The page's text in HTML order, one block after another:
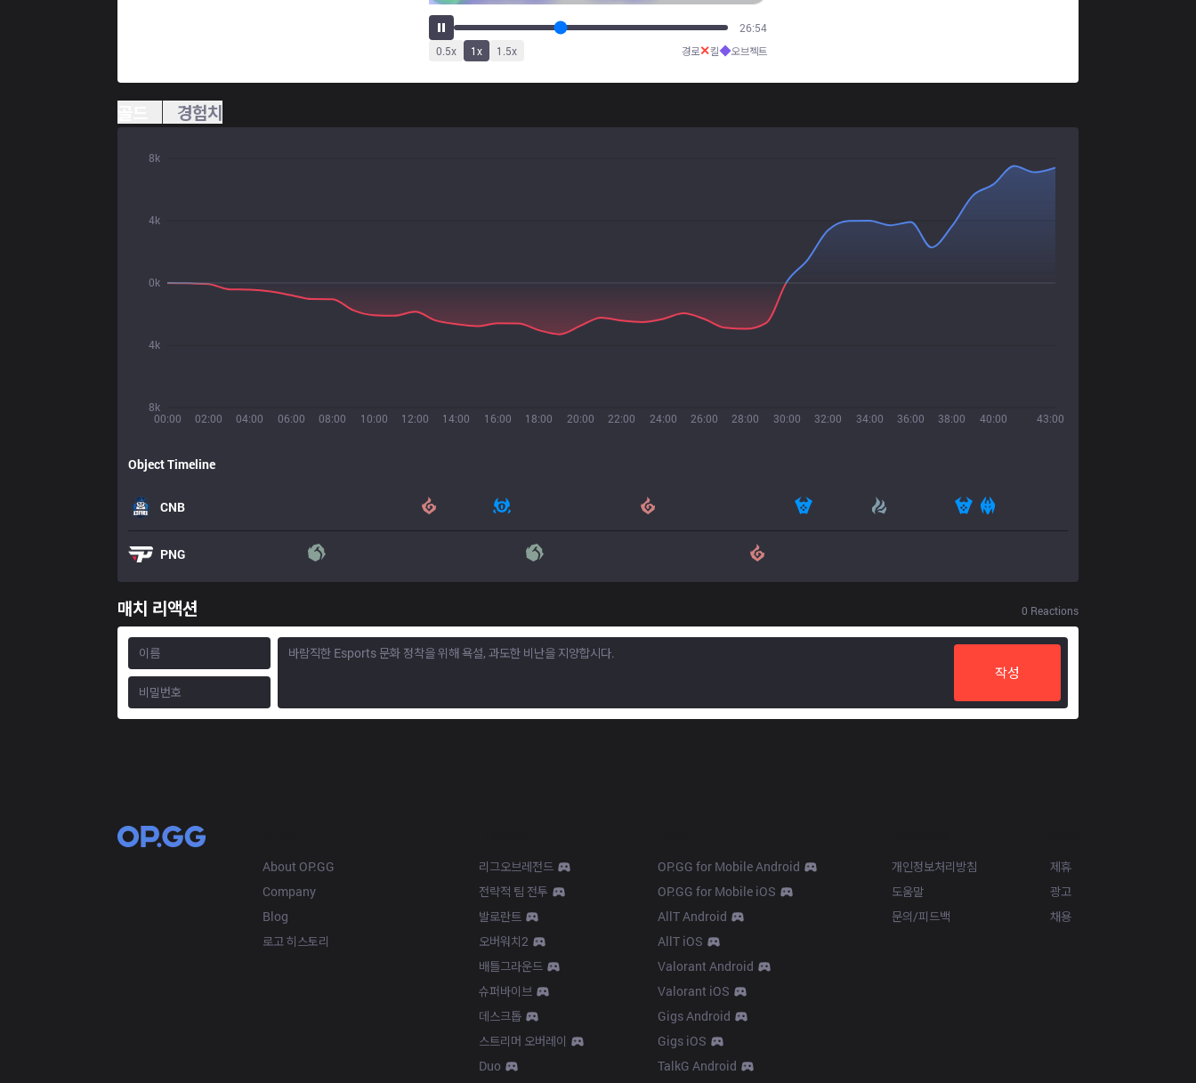
34:14
0.5x 1x 1.5x 경로✕킬◆오브젝트
경험치
00:00 02:00 04:00 06:00 08:00 10:00 12:00 14:00 16:00 18:00 20:00 22:00 24:00 26:00 28:00 30:00 32:00 34:00 36:00 38:00 40:00 43:00
8k
4k
0k
4k
8k
Object Timeline
CNB
PNG
매치 리액션 0 Reactions
작성
About OP.GG
Company
Blog
로고 히스토리
리그오브레전드
전략적 팀 전투
발로란트
오버워치2
배틀그라운드
슈퍼바이브
데스크톱
스트리머 오버레이
Duo
OP.GG for Mobile Android
OP.GG for Mobile iOS
AllT Android
AllT iOS
Valorant Android
Valorant iOS
Gigs Android
Gigs iOS
TalkG Android
개인정보처리방침
도움말
문의/피드백
제휴
광고
채용